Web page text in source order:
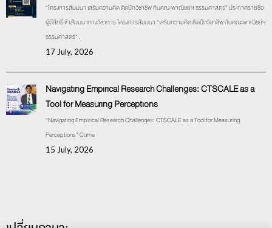
“โครงการสัมมนา เสริมความคิด ติดปีกวิชาชีพ กับคณะพาณิชย์ฯ ธรรมศาสตร์” ประกาศรายชื่อ
ผู้มีสิทธิ์เข้าสัมมนาทางวิชาการ โครงการสัมมนา “เสริมความคิด ติดปีกวิชาชีพ กับคณะพาณิชย์ฯ
ธรรมศาสตร์” .
17 July, 2026
Navigating Empirical Research Challenges: CTSCALE as a
Tool for Measuring Perceptions
“Navigating Empirical Research Challenges: CTSCALE as a Tool for Measuring
Perceptions” Come
15 July, 2026